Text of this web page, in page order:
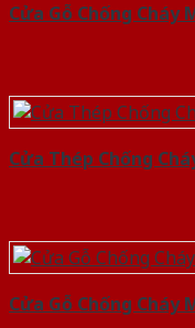
Cửa Gỗ Chống Cháy
Cửa Thép Chống
Cửa Gỗ Chống Cháy